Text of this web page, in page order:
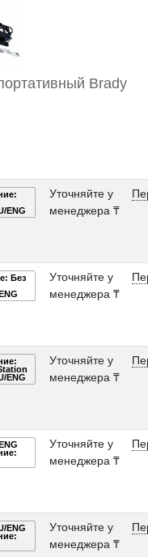
Brady
ENG
Уточняйте у
менеджера ₸
Без
Уточняйте у
менеджера ₸
ENG
Уточняйте у
менеджера ₸
Уточняйте у
менеджера ₸
ENG
Уточняйте у
менеджера ₸